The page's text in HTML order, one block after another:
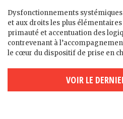
Dysfonctionnements
et aux droits les plus élémentaires
primauté et accentuation des
contrevenant à
le cœur du dispositif de prise en
VOIR LE